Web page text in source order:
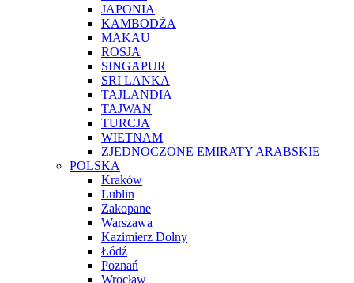
JAPONIA
KAMBODŻA
MAKAU
ROSJA
SINGAPUR
SRI LANKA
TAJLANDIA
TAJWAN
TURCJA
WIETNAM
ZJEDNOCZONE EMIRATY ARABSKIE
POLSKA
Kraków
Lublin
Zakopane
Warszawa
Kazimierz Dolny
Łódź
Poznań
Wrocław